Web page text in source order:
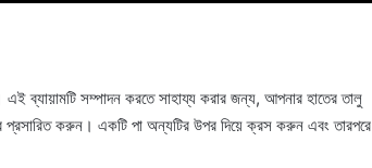
ব্যায়ামটি সম্পাদন করতে সাহায্য করার জন্য, আপনার হাতের তালু
করুন। একটি পা অন্যটির উপর দিয়ে ক্রস করুন এবং তারপরে